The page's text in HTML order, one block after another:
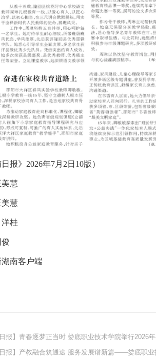
报》2026年7月2日10版）
慧
慧
桂
南客户端
日报】青春逐梦正当时 娄底职业技术学院举行2026
日报】产教融合筑通途 服务发展谱新篇——娄底职